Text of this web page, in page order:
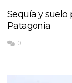
Sequía y suelo
Patagonia
0